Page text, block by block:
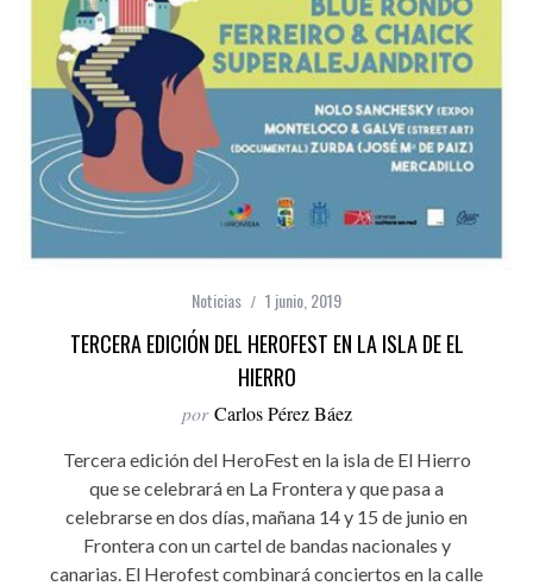
Noticias 1 junio, 2019
TERCERA EDICIÓN DEL HEROFEST EN LA ISLA DE EL
HIERRO
por Carlos Pérez Báez
Tercera edición del HeroFest en la isla de El Hierro
que se celebrará en La Frontera y que pasa a
celebrarse en dos días, mañana 14 y 15 de junio en
Frontera con un cartel de bandas nacionales y
canarias. El Herofest combinará conciertos en la calle